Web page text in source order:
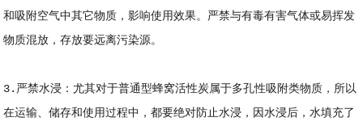
和吸附空气中其它物质，影响使用效果。严禁与有毒有害气体或易挥发
物质混放，存放要远离污染源。
3.严禁水浸：尤其对于普通型蜂窝活性炭属于多孔性吸附类物质，所以
在运输、储存和使用过程中，都要绝对防止水浸，因水浸后，水填充了